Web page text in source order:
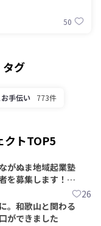
50
タグ
手伝い 773件
クトTOP5
がぬま地域起業塾
を募集します！
26
。和歌山と関わる
ができました